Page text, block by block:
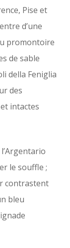
Pise et
d’une
promontoire
de sable
della Feniglia
des
intactes
le souffle ;
contrastent
bleu